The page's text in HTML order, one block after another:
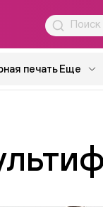
печать Еще